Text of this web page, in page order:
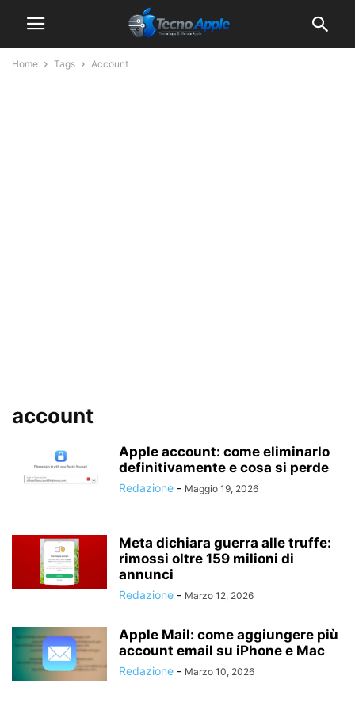
Home Tags Account
account
Apple account: come eliminarlo
definitivamente e cosa si perde
Redazione - Maggio 19, 2026
Meta dichiara guerra alle truffe:
rimossi oltre 159 milioni di
annunci
Redazione - Marzo 12, 2026
Apple Mail: come aggiungere più
account email su iPhone e Mac
Redazione - Marzo 10, 2026